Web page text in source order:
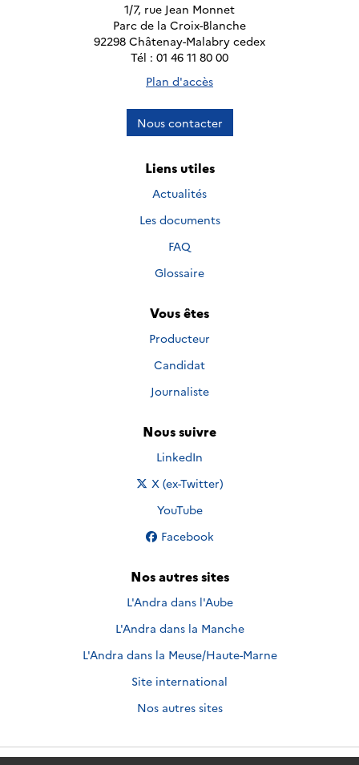
1/7, rue Jean Monnet
Parc de la Croix-Blanche
92298 Châtenay-Malabry cedex
Tél : 01 46 11 80 00
Plan d'accès
Nous contacter
Liens utiles
Actualités
Les documents
FAQ
Glossaire
Vous êtes
Producteur
Candidat
Journaliste
Nous suivre
Nous suivre sur
LinkedIn
Nous suivre sur
X (ex-Twitter)
Nous suivre sur
YouTube
Nous suivre sur
Facebook
Nos autres sites
L'Andra dans l'Aube
L'Andra dans la Manche
L'Andra dans la Meuse/Haute-Marne
Site international
Nos autres sites